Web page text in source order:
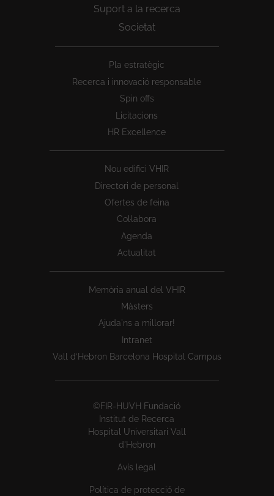
Suport a la recerca
Societat
Pla estratègic
Recerca i innovació responsable
Spin offs
Licitacions
HR Excellence
Nou edifici VHIR
Directori de personal
Ofertes de feina
Col·labora
Agenda
Actualitat
Memòria anual del VHIR
Màsters
Ajuda'ns a millorar!
Intranet
Vall d’Hebron Barcelona Hospital Campus
©FIR-HUVH Fundació
Institut de Recerca
Hospital Universitari Vall
d'Hebron
Avís legal
Política de protecció de